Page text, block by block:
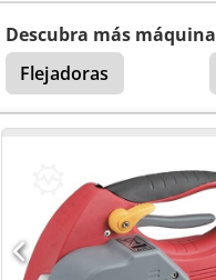
Descubra más
Flejadoras